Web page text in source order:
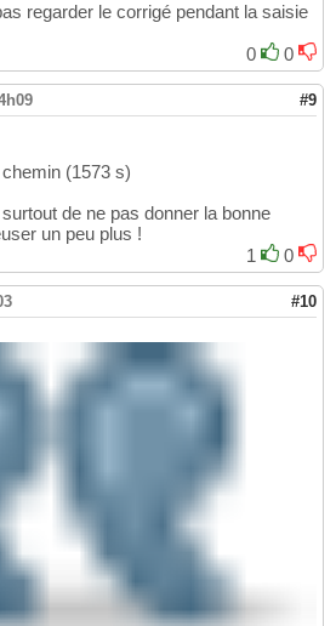
regarder le corrigé pendant la saisie
0
0
#9
(1573 s)
de ne pas donner la bonne
un peu plus !
1
0
#10